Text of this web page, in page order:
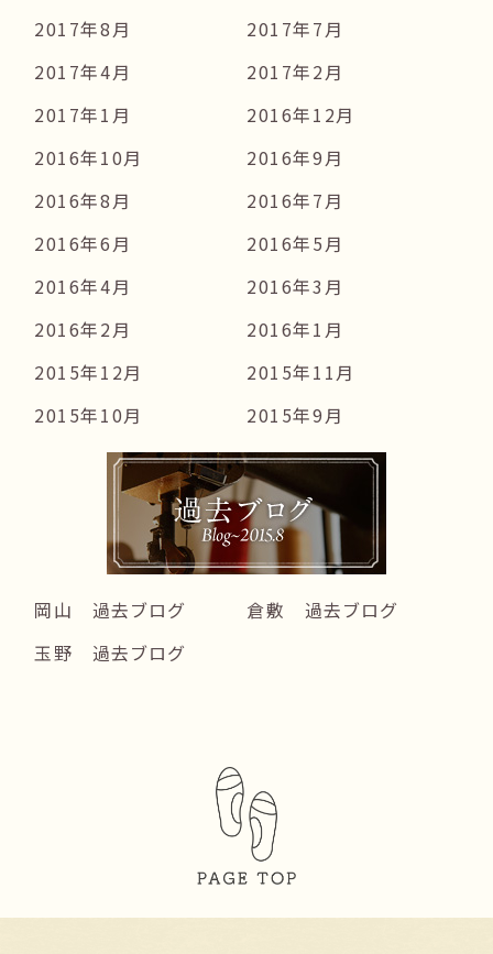
2017年8月
2017年7月
2017年4月
2017年2月
2017年1月
2016年12月
2016年10月
2016年9月
2016年8月
2016年7月
2016年6月
2016年5月
2016年4月
2016年3月
2016年2月
2016年1月
2015年12月
2015年11月
2015年10月
2015年9月
岡山 過去ブログ
倉敷 過去ブログ
玉野 過去ブログ